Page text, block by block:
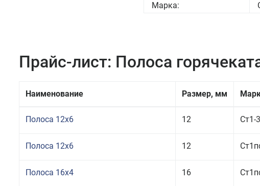
Марка:
Прайс-лист: Полоса
Наименование Размер, мм
Полоса 12x6 12 Ст1-
Полоса 12x6 12
Полоса 16x4 16